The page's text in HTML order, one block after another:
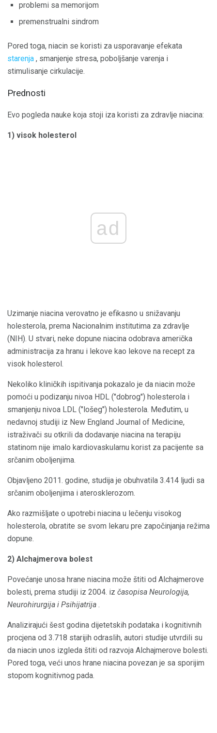
problemi sa memorijom
premenstrualni sindrom
Pored toga, niacin se koristi za usporavanje efekata
starenja , smanjenje stresa, poboljšanje varenja i
stimulisanje cirkulacije.
Prednosti
Evo pogleda nauke koja stoji iza koristi za zdravlje niacina:
1) visok holesterol
ad
Uzimanje niacina verovatno je efikasno u snižavanju
holesterola, prema Nacionalnim institutima za zdravlje
(NIH). U stvari, neke dopune niacina odobrava američka
administracija za hranu i lekove kao lekove na recept za
visok holesterol.
Nekoliko kliničkih ispitivanja pokazalo je da niacin može
pomoći u podizanju nivoa HDL ("dobrog") holesterola i
smanjenju nivoa LDL ("lošeg") holesterola. Međutim, u
nedavnoj studiji iz New England Journal of Medicine,
istraživači su otkrili da dodavanje niacina na terapiju
statinom nije imalo kardiovaskularnu korist za pacijente sa
srčanim oboljenjima.
Objavljeno 2011. godine, studija je obuhvatila 3.414 ljudi sa
srčanim oboljenjima i aterosklerozom.
Ako razmišljate o upotrebi niacina u lečenju visokog
holesterola, obratite se svom lekaru pre započinjanja režima
dopune.
2) Alchajmerova bolest
Povećanje unosa hrane niacina može štiti od Alchajmerove
bolesti, prema studiji iz 2004. iz časopisa Neurologija,
Neurohirurgija i Psihijatrija .
Analizirajući šest godina dijetetskih podataka i kognitivnih
procjena od 3.718 starijih odraslih, autori studije utvrdili su
da niacin unos izgleda štiti od razvoja Alchajmerove bolesti.
Pored toga, veći unos hrane niacina povezan je sa sporijim
stopom kognitivnog pada.